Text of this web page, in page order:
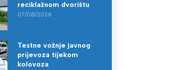
reciklažnom dvorištu
07/08/2026
Testne vožnje javnog
prijevoza tijekom
kolovoza